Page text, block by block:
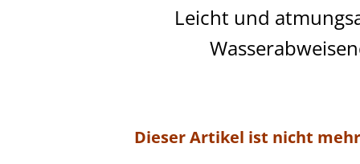
Leicht und
Dieser Artikel ist nicht